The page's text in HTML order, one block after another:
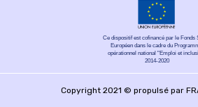
Ce dispositif est cofinancé par le Fonds
Européen dans le cadre du
opérationnel national "Emploi et
2014-2020
Copyright 2021 © propulsé par